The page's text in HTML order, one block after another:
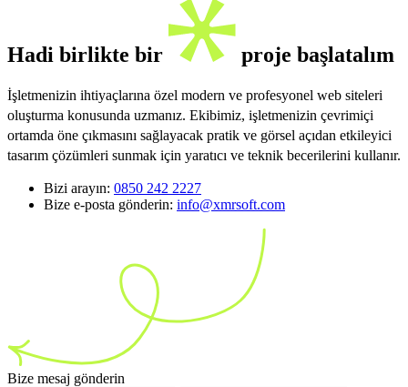
Hadi birlikte bir proje başlatalım
İşletmenizin ihtiyaçlarına özel modern ve profesyonel web siteleri
oluşturma konusunda uzmanız. Ekibimiz, işletmenizin çevrimiçi
ortamda öne çıkmasını sağlayacak pratik ve görsel açıdan etkileyici
tasarım çözümleri sunmak için yaratıcı ve teknik becerilerini kullanır.
Bizi arayın: 0850 242 2227
Bize e-posta gönderin: info@xmrsoft.com
Bize mesaj gönderin